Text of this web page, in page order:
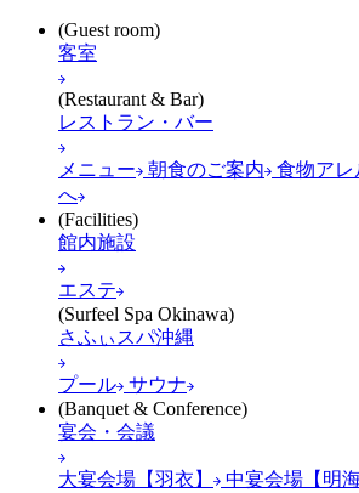
(Guest room)
客室
(Restaurant & Bar)
レストラン・バー
メニュー 朝食のご案内
食物アレ
へ
(Facilities)
館内施設
エステ
(Surfeel Spa Okinawa)
さふぃスパ沖縄
プール サウナ
(Banquet & Conference)
宴会・会議
大宴会場【羽衣】 中宴会場【明海